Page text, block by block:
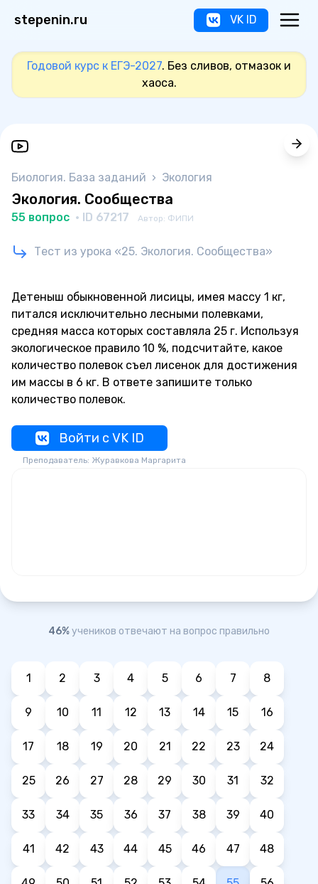
stepenin.ru VK ID
Годовой курс к ЕГЭ-2027. Без сливов, отмазок и
хаоса.
Биология. База заданий › Экология
Экология. Сообщества
55 вопрос · ID 67217 Автор: ФИПИ
Тест из урока «25. Экология. Сообщества»
Детеныш обыкновенной лисицы, имея массу 1 кг,
питался исключительно лесными полевками,
средняя масса которых составляла 25 г. Используя
экологическое правило 10 %, подсчитайте, какое
количество полевок съел лисенок для достижения
им массы в 6 кг. В ответе запишите только
количество полевок.
Войти с VK ID
Преподаватель: Журавкова Маргарита
46%учеников отвечают на вопрос правильно
1 2 3 4 5 6 7 8
9 10 11 12 13 14 15 16
17 18 19 20 21 22 23 24
25 26 27 28 29 30 31 32
33 34 35 36 37 38 39 40
41 42 43 44 45 46 47 48